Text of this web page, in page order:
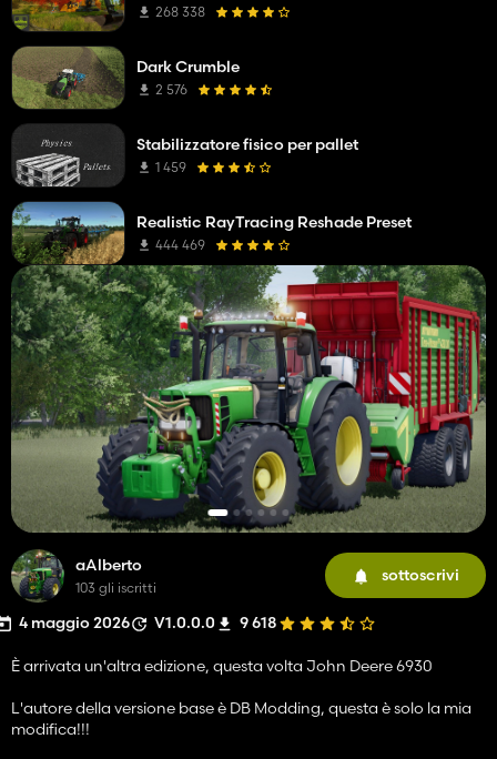
aAlberto
103 gli iscritti
sottoscrivi
4 maggio 2026 V1.0.0.0 9 618
È arrivata un'altra edizione, questa volta John Deere 6930
L'autore della versione base è DB Modding, questa è solo la mia
modifica!!!
268 338
Dark Crumble
2 576
Stabilizzatore fisico per pallet
1 459
Realistic RayTracing Reshade Preset
444 469